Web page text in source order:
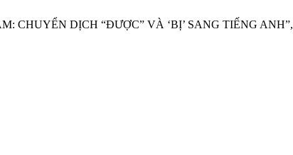
CHUYỂN DỊCH “ĐƯỢC” VÀ ‘BỊ’ SANG TIẾNG ANH”,